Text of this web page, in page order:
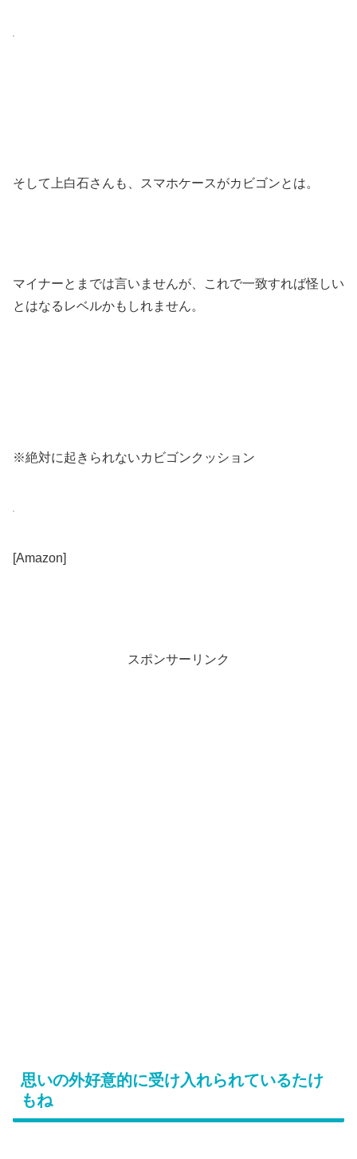
そして上白石さんも、スマホケースがカビゴンとは。
マイナーとまでは言いませんが、これで一致すれば怪しい
とはなるレベルかもしれません。
※絶対に起きられないカビゴンクッション
[Amazon]
スポンサーリンク
思いの外好意的に受け入れられているたけ
もね